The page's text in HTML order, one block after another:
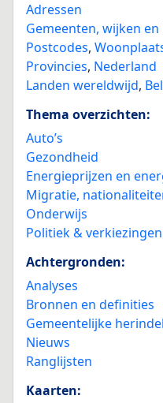
Adressen
Gemeenten, wijken
Postcodes,
Provincies, Nederland
Landen wereldwijd,
Thema overzichten:
Auto’s
Gezondheid
Energieprijzen en
Migratie,
Onderwijs
Politiek & verkiezingen
Achtergronden:
Analyses
Bronnen en definities
Gemeentelijke
Nieuws
Ranglijsten
Kaarten: